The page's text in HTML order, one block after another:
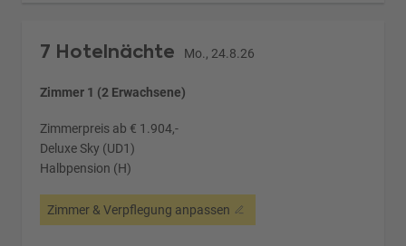
7 Hotelnächte Mo., 24.8.26
Zimmer 1 (2 Erwachsene)
Zimmerpreis ab € 1.904,-
Deluxe Sky (UD1)
Halbpension (H)
Zimmer & Verpflegung anpassen